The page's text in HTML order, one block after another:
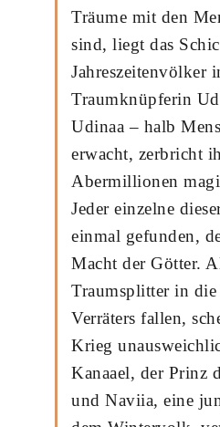
Träume mit den
sind, liegt das
Jahreszeitenvölker
Traumknüpferin
Udinaa – halb
erwacht, zerbricht
Abermillionen
Jeder einzelne
einmal gefunden,
Macht der Götter.
Traumsplitter in die
Verräters fallen,
Krieg
Kanaael, der Prinz
und Naviia, eine